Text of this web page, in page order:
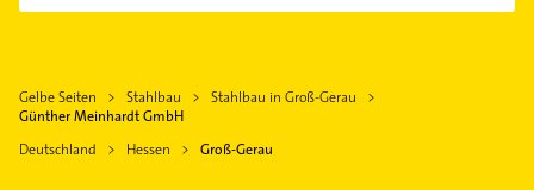
Hattersheim am Main
Hausarzt
Gelbe Seiten Stahlbau
Stahlbau in Groß-Gerau
Günther Meinhardt GmbH
Deutschland
Hessen Groß-Gerau